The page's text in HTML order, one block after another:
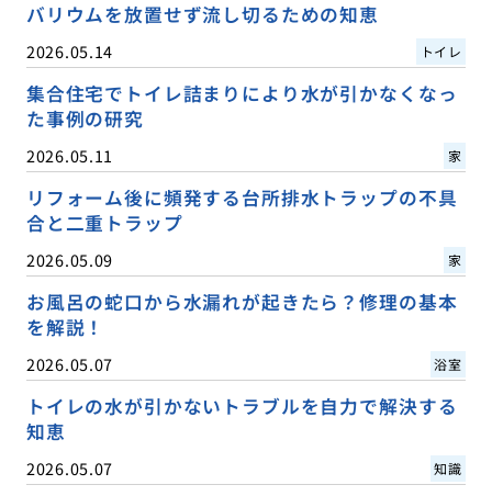
バリウムを放置せず流し切るための知恵
2026.05.14 トイレ
集合住宅でトイレ詰まりにより水が引かなくなっ
た事例の研究
2026.05.11 家
リフォーム後に頻発する台所排水トラップの不具
合と二重トラップ
2026.05.09 家
お風呂の蛇口から水漏れが起きたら？修理の基本
を解説！
2026.05.07 浴室
トイレの水が引かないトラブルを自力で解決する
知恵
2026.05.07 知識